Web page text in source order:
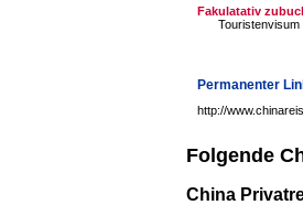
Fakulatativ
Touristenvisum
Permanenter
http://
Folgende
China